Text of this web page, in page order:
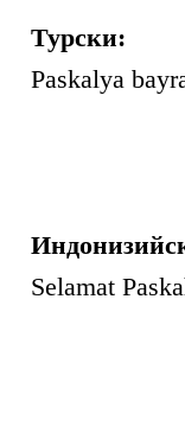
Турски:
Paskalya
Selamat